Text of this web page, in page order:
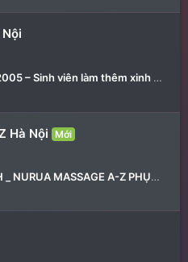
thêm xinh xắn, trẻ trung, phong cách nhẹ nhàng tình cảm
Hà Nội Mới
MASSAGE A-Z PHỤC VỤ TẬN TÌNH